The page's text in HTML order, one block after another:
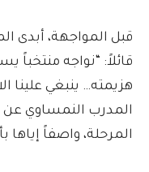
قبل المواجهة، أبدى
قائلاً: “نواجه
هزيمته… ينبغي علينا
المدرب النمساوي
المرحلة، واصفاً